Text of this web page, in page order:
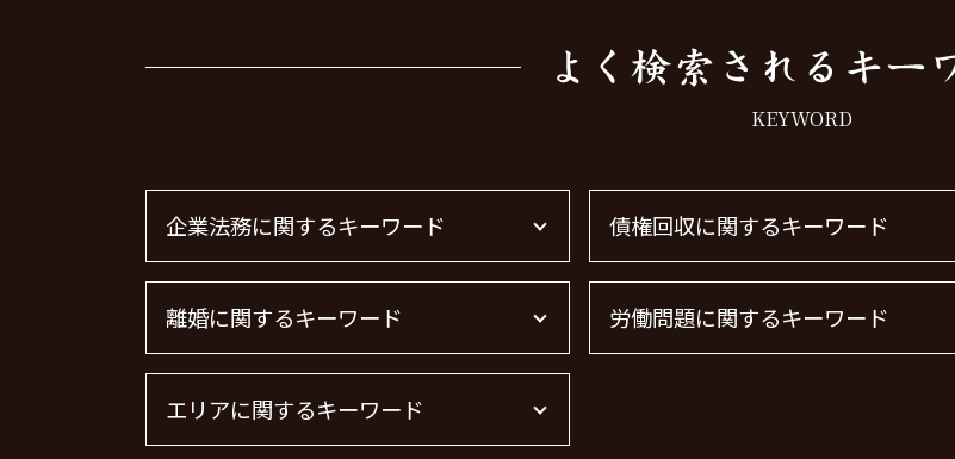
KEYWORD
企業法務に関するキーワード
退職勧奨 言ってはいけない
企業法務 弁護士
m&a 弁護士費用 相場
顧問弁護士 費用
顧問弁護士 メリット
債権回収に関するキーワード
借金 時効の援用 その後
借金 時効
離婚に関するキーワード
離婚裁判
浮気 離婚 慰謝料相場
労働問題に関するキーワード
エリアに関するキーワード